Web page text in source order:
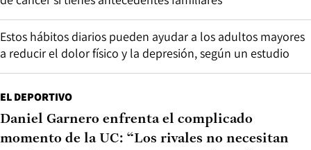
Estos hábitos diarios pueden ayudar a los adultos mayores
a reducir el dolor físico y la depresión, según un estudio
EL DEPORTIVO
Daniel Garnero enfrenta el complicado
momento de la UC: “Los rivales no necesitan